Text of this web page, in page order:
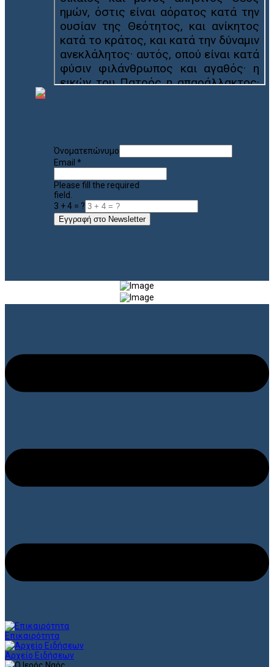
Όνοματεπώνυμο
Email *
Please fill the required
field.
3 + 4 = ?
Εγγραφή στο Newsletter
Επικαιρότητα
Αρχείο Ειδήσεων